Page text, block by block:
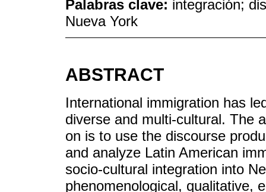
Palabras clave: integración;
Nueva York
ABSTRACT
International immigration has
diverse and multi-cultural. The
on is to use the discourse
and analyze Latin American
socio-cultural integration into
phenomenological, qualitative,